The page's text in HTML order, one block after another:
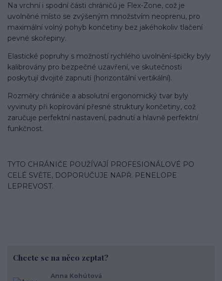
Na vrchní i spodní části chráničů je Flex-Zone, což je
uvolněné místo se zvýšeným množstvím neoprenu, pro
maximální volný pohyb končetiny bez jakéhokoliv tlačení
pevné skořepiny.
Elastické popruhy s možností rychlého uvolnění-špičky byly
kalibrovány pro bezpečné uzavření, ve skutečnosti
poskytují dvojité zapnutí (horizontální vertikální).
Rozměry chrániče a absolutní ergonomický tvar byly
vyvinuty při kopírování přesné struktury končetiny, což
zaručuje perfektní nastavení, padnutí a hlavně perfektní
funkčnost.
TYTO CHRÁNIČE POUŽÍVAJÍ PROFESIONÁLOVÉ PO
CELÉ SVĚTE, DOPORUČUJE NAPŘ. PENELOPE
LEPREVOST.
Chcete se na něco zeptat?
Anna Kohútová